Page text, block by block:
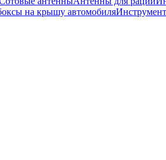
на крышу автомобиля